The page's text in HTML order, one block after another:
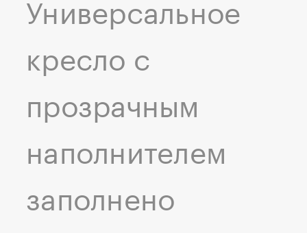
Универсальное
кресло с
прозрачным
наполнителем
заполнено